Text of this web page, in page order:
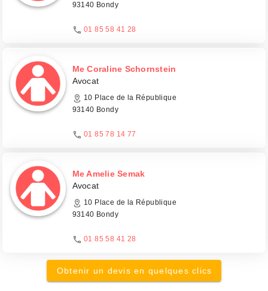
93140 Bondy
01 85 58 41 28
Me Coraline Schornstein
Avocat
10 Place de la République
93140 Bondy
01 85 78 14 77
Me Amelie Semak
Avocat
10 Place de la République
93140 Bondy
01 85 58 41 28
Obtenir un devis en quelques clics